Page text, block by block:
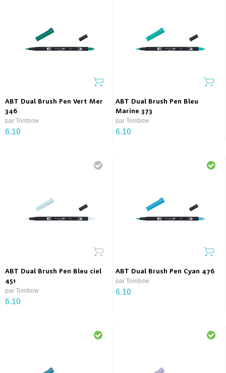
ABT Dual Brush Pen Vert Mer
346
par Tombow
6.10
ABT Dual Brush Pen Bleu
Marine 373
par Tombow
6.10
ABT Dual Brush Pen Bleu ciel
451
par Tombow
6.10
ABT Dual Brush Pen Cyan 476
par Tombow
6.10